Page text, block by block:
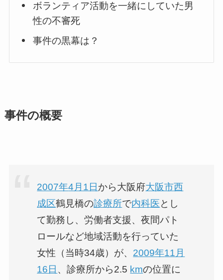
ボランティア活動を一緒にしていた男
性の不審死
事件の黒幕は？
事件の概要
2007年4月1日 から大阪府大阪市西
成区鶴見橋の診療所で内科医とし
て勤務し、労働者支援、夜間パト
ロールなど地域活動を行っていた
女性（当時34歳）が、 2009年11月
16日 、診療所から2.5 kmの位置に